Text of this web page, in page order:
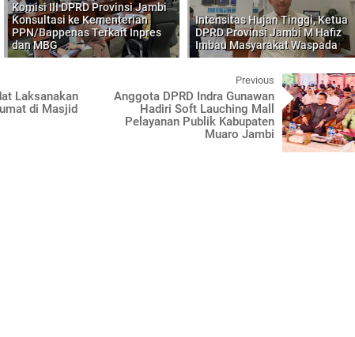
Komisi III DPRD Provinsi Jambi
Konsultasi ke Kementerian
PPN/Bappenas Terkait Inpres
dan MBG
Intensitas Hujan Tinggi, Ketua
DPRD Provinsi Jambi M Hafiz
Imbau Masyarakat Waspada
Laksanakan
di Masjid
Previous
Anggota DPRD Indra Gunawan
Hadiri Soft Lauching Mall
Pelayanan Publik Kabupaten
Muaro Jambi